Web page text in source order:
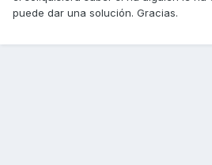
puede dar una solución. Gracias.